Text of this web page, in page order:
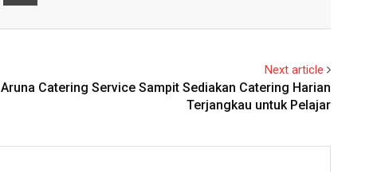
Next article
Aruna Catering Service Sampit Sediakan Catering Harian
Terjangkau untuk Pelajar